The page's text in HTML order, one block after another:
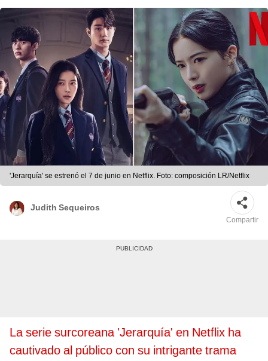
'Jerarquía' se estrenó el 7 de junio en Netflix. Foto: composición LR/Netflix
Judith Sequeiros
Compartir
La serie surcoreana 'Jerarquía' en Netflix ha
cautivado al público con su intrigante trama